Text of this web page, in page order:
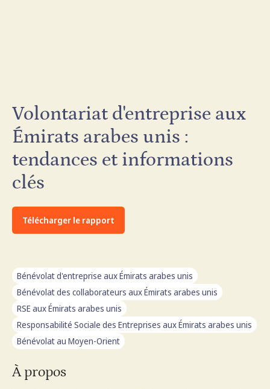
Volontariat d'entreprise aux
Émirats arabes unis :
tendances et informations
clés
Télécharger le rapport
Bénévolat d'entreprise aux Émirats arabes unis
Bénévolat des collaborateurs aux Émirats arabes unis
RSE aux Émirats arabes unis
Responsabilité Sociale des Entreprises aux Émirats arabes unis
Bénévolat au Moyen-Orient
À propos